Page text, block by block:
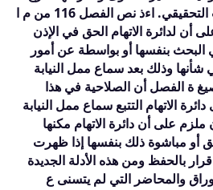
التحقيقي. اءذ نص الفصل 116 من م ا
أن لدائرة الاتهام الحق في الإذن
البحث بنفسها أو بواسطة عن أمور
وذلك بعد سماع ممل النيابة
ة الفصل أن الصلاحية في هذا
الاتهام التتبع سماع ممل النيابة
ملزم على أن دائرة الاتهام مكنها
أو مباشوة ذلك بنفسها إذا ظهرت
بالحفظ ومن هذه الأدلة الجديدة
والمحاضر التي لم يتسنى ع